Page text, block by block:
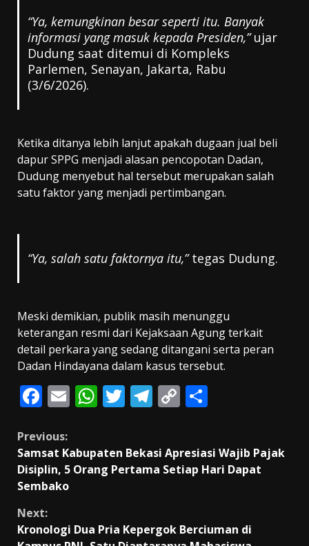
“Ya, kemungkinan besar seperti itu. Banyak
informasi yang masuk kepada Presiden,”ujar
Dudung saat ditemui di Kompleks
Parlemen, Senayan, Jakarta, Rabu
(3/6/2026).
Ketika ditanya lebih lanjut apakah dugaan jual beli
dapur SPPG menjadi alasan pencopotan Dadan,
Dudung menyebut hal tersebut merupakan salah
satu faktor yang menjadi pertimbangan.
“Ya, salah satu faktornya itu,”tegas Dudung.
Meski demikian, publik masih menunggu
keterangan resmi dari Kejaksaan Agung terkait
detail perkara yang sedang ditangani serta peran
Dadan Hindayana dalam kasus tersebut.
F
e
b
o
o
k
E
l
W
s
A
p
T
er
T
gr
C
y
Li
k
e
Continue
Reading
Previous:
Samsat Kabupaten Bekasi Apresiasi Wajib Pajak
Disiplin, 5 Orang Pertama Setiap Hari Dapat
Sembako
Next:
Kronologi Dua Pria Kepergok Berciuman di